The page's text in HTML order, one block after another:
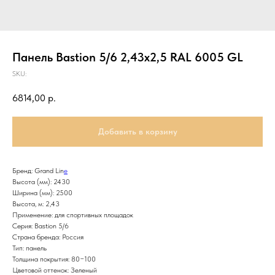
Панель Bastion 5/6 2,43х2,5 RAL 6005 GL
SKU:
6814,00 р.
Добавить в корзину
Бренд: Grand Line
Высота (мм): 2430
Ширина (мм): 2500
Высота, м: 2,43
Применение: для спортивных площадок
Серия: Bastion 5/6
Страна бренда: Россия
Тип: панель
Толщина покрытия: 80−100
Цветовой оттенок: Зеленый